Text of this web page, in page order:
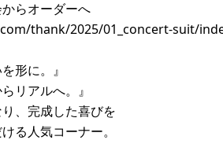
らオーダーへ
thank/2025/01_concert-suit/
形に。』
リアルへ。』
、完成した喜びを
る人気コーナー。